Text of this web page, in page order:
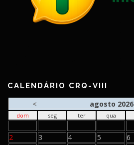
CALENDÁRIO CRQ-VIII
< agosto 2026
dom seg ter qua
2
3 4 5 6